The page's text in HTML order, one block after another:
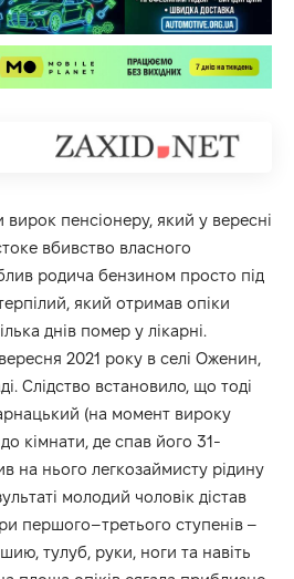
пенсіонеру, який у вересні
вбивство власного
родича бензином просто під
який отримав опіки
днів помер у лікарні.
2021 року в селі Оженин,
Слідство встановило, що тоді
(на момент вироку
кімнати, де спав його 31-
на нього легкозаймисту рідину
молодий чоловік дістав
першого–третього ступенів –
тулуб, руки, ноги та навіть